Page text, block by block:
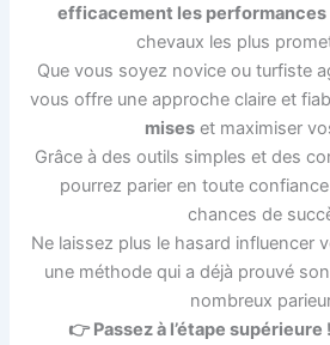
efficacement les performances
chevaux les plus
Que vous soyez novice ou turfiste
vous offre une approche claire et
mises et maximiser
Grâce à des outils simples et des
pourrez parier en toute
chances de
Ne laissez plus le hasard influencer
une méthode qui a déjà prouvé
nombreux
👉 Passez à l’étape supérieure !